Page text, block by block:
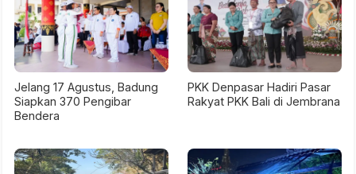
Jelang 17 Agustus, Badung
Siapkan 370 Pengibar
Bendera
PKK Denpasar Hadiri Pasar
Rakyat PKK Bali di Jembrana